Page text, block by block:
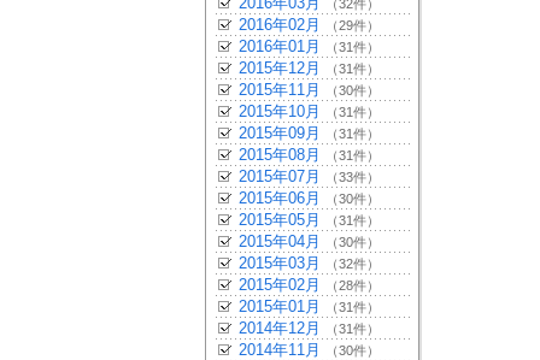
（32件）
2016年02月 （29件）
2016年01月 （31件）
2015年12月 （31件）
2015年11月 （30件）
2015年10月 （31件）
2015年09月 （31件）
2015年08月 （31件）
2015年07月 （33件）
2015年06月 （30件）
2015年05月 （31件）
2015年04月 （30件）
2015年03月 （32件）
2015年02月 （28件）
2015年01月 （31件）
2014年12月 （31件）
2014年11月 （30件）